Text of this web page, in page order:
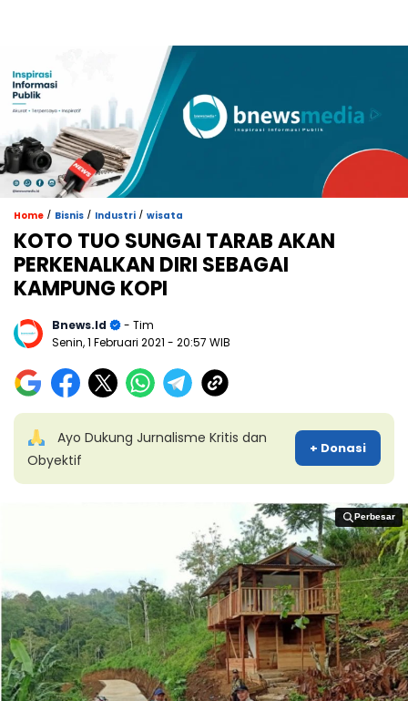
Home / Bisnis / Industri / wisata
KOTO TUO SUNGAI TARAB AKAN
PERKENALKAN DIRI SEBAGAI
KAMPUNG KOPI
Bnews.id
- Tim
Senin, 1 Februari 2021 - 20:57 WIB
Ayo Dukung Jurnalisme Kritis dan
Obyektif
+ Donasi
Perbesar
Perbesar